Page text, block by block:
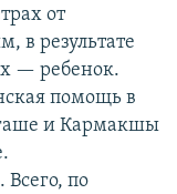
от
в результате
— ребенок.
помощь в
и Кармакшы
по